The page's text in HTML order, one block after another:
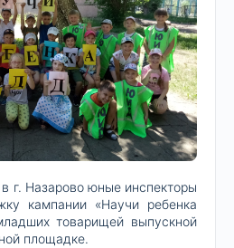
г. Назарово юные инспекторы
кампании «Научи ребенка
товарищей выпускной
площадке.